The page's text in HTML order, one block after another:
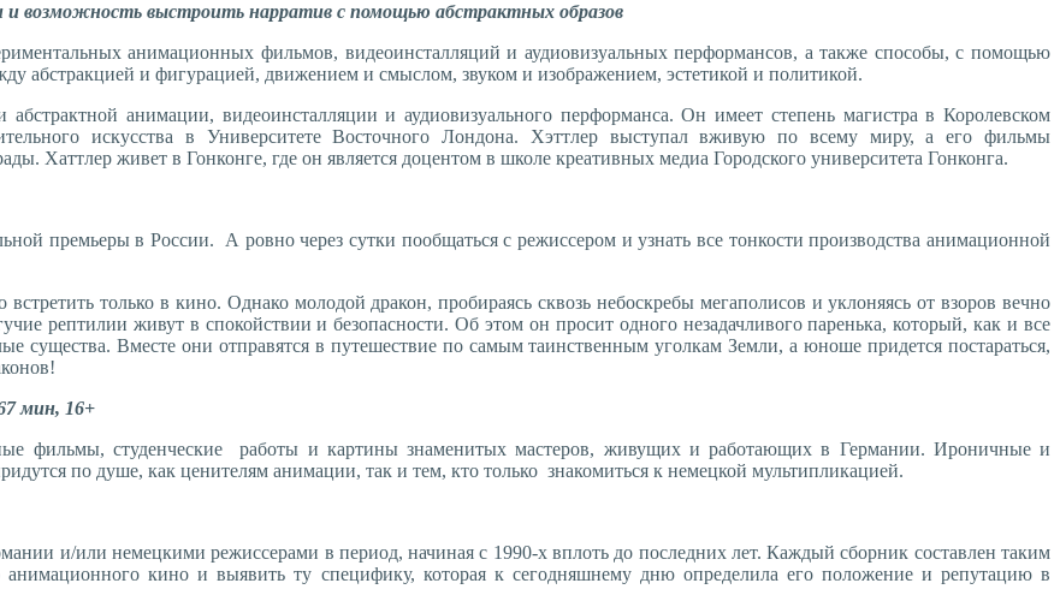
возможность выстроить нарратив с помощью абстрактных образов
анимационных фильмов, видеоинсталляций и аудиовизуальных перформансов, а также способы, с помощью
абстракцией и фигурацией, движением и смыслом, звуком и изображением, эстетикой и политикой.
анимации, видеоинсталляции и аудиовизуального перформанса. Он имеет степень магистра в Королевском
искусства в Университете Восточного Лондона. Хэттлер выступал вживую по всему миру, а его фильмы
Хаттлер живет в Гонконге, где он является доцентом в школе креативных медиа Городского университета Гонконга.
премьеры в России. А ровно через сутки пообщаться с режиссером и узнать все тонкости производства анимационной
только в кино. Однако молодой дракон, пробираясь сквозь небоскребы мегаполисов и уклоняясь от взоров вечно
рептилии живут в спокойствии и безопасности. Об этом он просит одного незадачливого паренька, который, как и все
существа. Вместе они отправятся в путешествие по самым таинственным уголкам Земли, а юноше придется постараться,
мин, 16+
фильмы, студенческие работы и картины знаменитых мастеров, живущих и работающих в Германии. Ироничные и
по душе, как ценителям анимации, так и тем, кто только знакомиться к немецкой мультипликацией.
и/или немецкими режиссерами в период, начиная с 1990-х вплоть до последних лет. Каждый сборник составлен таким
анимационного кино и выявить ту специфику, которая к сегодняшнему дню определила его положение и репутацию в